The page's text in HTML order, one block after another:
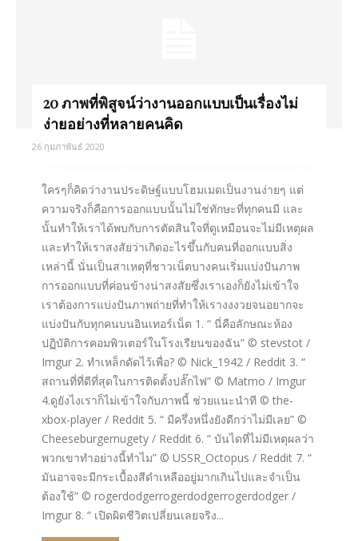
20 ภาพที่พิสูจน์ว่างานออกแบบเป็นเรื่องไม่
ง่ายอย่างที่หลายคนคิด
26 กุมภาพันธ์ 2020
ใครๆก็คิดว่างานประดิษฐ์แบบโฮมเมดเป็นงานง่ายๆ แต่
ความจริงก็คือการออกแบบนั้นไม่ใช่ทักษะที่ทุกคนมี และ
นั้นทำให้เราได้พบกับการตัดสินใจที่ดูเหมือนจะไม่มีเหตุผล
และทำให้เราสงสัยว่าเกิดอะไรขึ้นกับคนที่ออกแบบสิ่ง
เหล่านี้ นั่นเป็นสาเหตุที่ชาวเน็ตบางคนเริ่มแบ่งปันภาพ
การออกแบบที่ค่อนข้างน่าสงสัยซึ่งเราเองก็ยังไม่เข้าใจ
เราต้องการแบ่งปันภาพถ่ายที่ทำให้เรางงงวยจนอยากจะ
แบ่งปันกับทุกคนบนอินเทอร์เน็ต 1. “ นี่คือลักษณะห้อง
ปฏิบัติการคอมพิวเตอร์ในโรงเรียนของฉัน” © stevstot /
Imgur 2. ทำเหล็กดัดไว้เพื่อ? © Nick_1942 / Reddit 3. “
สถานที่ที่ดีที่สุดในการติดตั้งปลั๊กไฟ” © Matmo / Imgur
4.ดูยังไงเราก็ไม่เข้าใจกับภาพนี้ ช่วยแนะนำที © the-
xbox-player / Reddit 5. “ มีครึ่งหนึ่งยังดีกว่าไม่มีเลย” ©
Cheeseburgernugety / Reddit 6. “ บันไดที่ไม่มีเหตุผลว่า
พวกเขาทำอย่างนี้ทำไม” © USSR_Octopus / Reddit 7. “
มันอาจจะมีกระเบื้องสีดำเหลืออยู่มากเกินไปและจำเป็น
ต้องใช้” © rogerdodgerrogerdodgerrogerdodger /
Imgur 8. “ เปิดผิดชีวิตเปลี่ยนเลยจริง...